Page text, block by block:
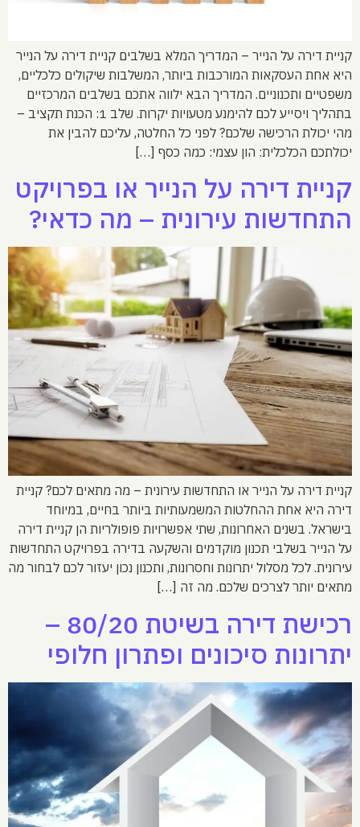
קניית דירה על הנייר – המדריך המלא בשלבים קניית דירה על הנייר
היא אחת העסקאות המורכבות ביותר, המשלבות שיקולים כלכליים,
משפטיים ותכנוניים. המדריך הבא ילווה אתכם בשלבים המרכזיים
בתהליך ויסייע לכם להימנע מטעויות יקרות. שלב 1: הכנת תקציב –
מהי יכולת הרכישה שלכם? לפני כל החלטה, עליכם להבין את
יכולתכם הכלכלית: הון עצמי: כמה כסף […]
קניית דירה על הנייר או בפרויקט
התחדשות עירונית – מה כדאי?
קניית דירה על הנייר או התחדשות עירונית – מה מתאים לכם? קניית
דירה היא אחת ההחלטות המשמעותיות ביותר בחיים, במיוחד
בישראל. בשנים האחרונות, שתי אפשרויות פופולריות הן קניית דירה
על הנייר בשלבי תכנון מוקדמים והשקעה בדירה בפרויקט התחדשות
עירונית. לכל מסלול יתרונות וחסרונות, ותכנון נכון יעזור לכם לבחור מה
מתאים יותר לצרכים שלכם. מה זה […]
רכישת דירה בשיטת 80/20 –
יתרונות סיכונים ופתרון חלופי